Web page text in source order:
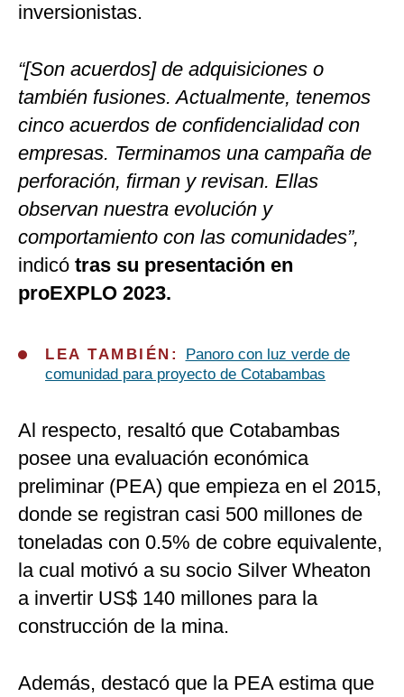
inversionistas.
“[Son acuerdos] de adquisiciones o
también fusiones. Actualmente, tenemos
cinco acuerdos de confidencialidad con
empresas. Terminamos una campaña de
perforación, firman y revisan. Ellas
observan nuestra evolución y
comportamiento con las comunidades”,
indicó tras su presentación en
proEXPLO 2023.
LEA TAMBIÉN:
Panoro con luz verde de
comunidad para proyecto de Cotabambas
Al respecto, resaltó que Cotabambas
posee una evaluación económica
preliminar (PEA) que empieza en el 2015,
donde se registran casi 500 millones de
toneladas con 0.5% de cobre equivalente,
la cual motivó a su socio Silver Wheaton
a invertir US$ 140 millones para la
construcción de la mina.
Además, destacó que la PEA estima que